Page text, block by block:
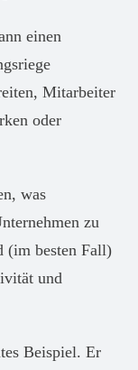
einen
Mitarbeiter
oder
was
zu
(im besten Fall)
und
Beispiel. Er